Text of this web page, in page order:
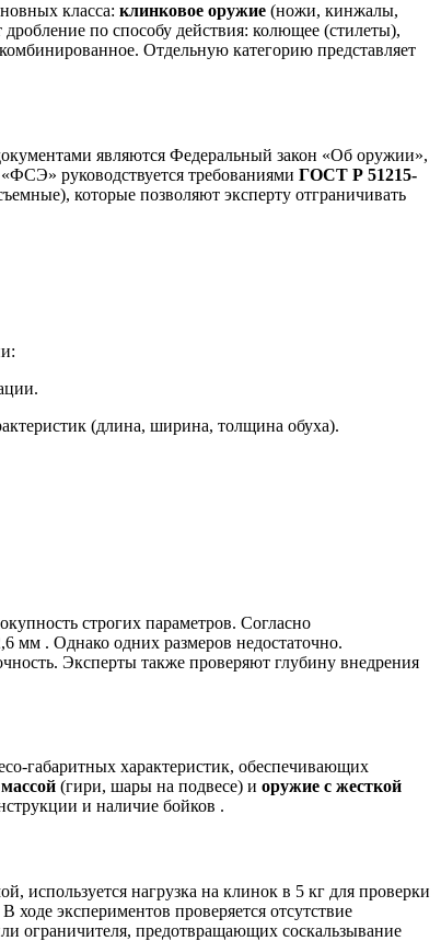
класса: клинковое оружие (ножи, кинжалы,
дробление по способу действия: колющее (стилеты),
Отдельную категорию представляет
являются Федеральный закон «Об оружии»,
руководствуется требованиями ГОСТ Р 51215-
которые позволяют эксперту отграничивать
(длина, ширина, толщина обуха).
строгих параметров. Согласно
мм . Однако одних размеров недостаточно.
Эксперты также проверяют глубину внедрения
габаритных характеристик, обеспечивающих
(гири, шары на подвесе) и оружие с жесткой
и наличие бойков .
нагрузка на клинок в 5 кг для проверки
экспериментов проверяется отсутствие
ограничителя, предотвращающих соскальзывание